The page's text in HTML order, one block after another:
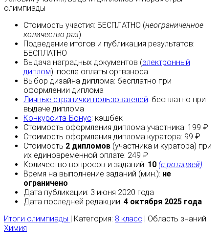
олимпиады
Стоимость участия: БЕСПЛАТНО (неограниченное
количество раз)
Подведение итогов и публикация результатов:
БЕСПЛАТНО
Выдача наградных документов (электронный
диплом): после оплаты оргвзноса
Выбор дизайна диплома: бесплатно при
оформлении диплома
Личные странички пользователей: бесплатно при
выдаче диплома
Конкурсита-Бонус: кэшбек
Стоимость оформления диплома участника: 199 ₽
Стоимость оформления диплома куратора: 99 ₽
Стоимость 2 дипломов (участника и куратора) при
их единовременной оплате: 249 ₽
Количество вопросов и заданий: 10 (с ротацией)
Время на выполнение заданий (мин.): не
ограничено
Дата публикации: 3 июня 2020 года
Дата последней редакции: 4 октября 2025 года
Итоги олимпиады
| Категория: 8 класс | Область знаний:
Химия